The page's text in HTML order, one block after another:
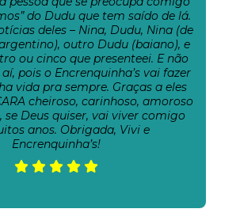
do Dudu que tem saído de lá.
deles – Nina, Dudu, Nina (de
outro Dudu (baiano), e
ou cinco que presenteei. E não
pois o Encrenquinha’s vai fazer
vida pra sempre. Graças a eles
cheiroso, carinhoso, amoroso
se Deus quiser, vai viver comigo
anos. Obrigada, Vivi e
Encrenquinha’s!